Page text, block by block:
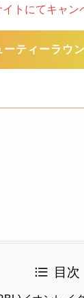
イトにてキャン
ーティーラウ
目次